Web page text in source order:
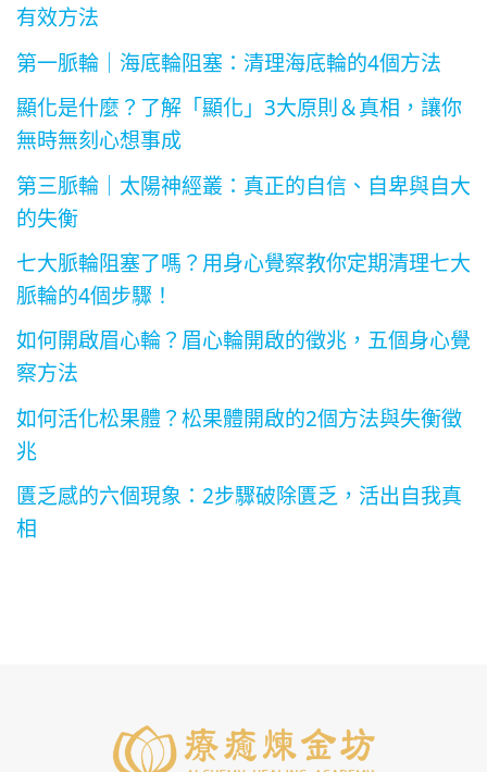
有效方法
第一脈輪｜海底輪阻塞：清理海底輪的4個方法
顯化是什麼？了解「顯化」3大原則＆真相，讓你
無時無刻心想事成
第三脈輪｜太陽神經叢：真正的自信、自卑與自大
的失衡
七大脈輪阻塞了嗎？用身心覺察教你定期清理七大
脈輪的4個步驟！
如何開啟眉心輪？眉心輪開啟的徵兆，五個身心覺
察方法
如何活化松果體？松果體開啟的2個方法與失衡徵
兆
匱乏感的六個現象：2步驟破除匱乏，活出自我真
相